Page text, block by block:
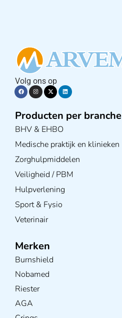
Volg ons op
Producten per branche
BHV & EHBO
Medische praktijk en klinieken
Zorghulpmiddelen
Veiligheid / PBM
Hulpverlening
Sport & Fysio
Veterinair
Merken
Burnshield
Nobamed
Riester
AGA